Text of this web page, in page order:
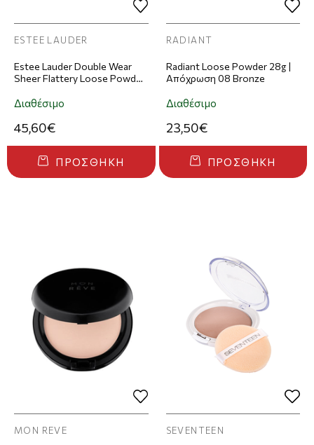
ESTEE LAUDER
Estee Lauder Double Wear
Sheer Flattery Loose Powder
Matte
Διαθέσιμο
45,60€
ΠΡΟΣΘΉΚΗ
RADIANT
Radiant Loose Powder 28g |
Απόχρωση 08 Bronze
Διαθέσιμο
23,50€
ΠΡΟΣΘΉΚΗ
MON REVE SEVENTEEN